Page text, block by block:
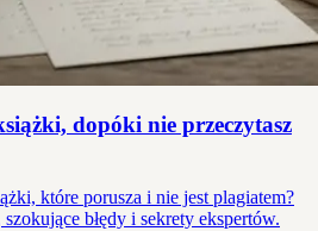
dopóki nie przeczytasz
które porusza i nie jest plagiatem?
błędy i sekrety ekspertów.